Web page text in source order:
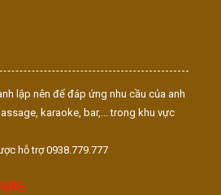
lập nên để đáp ứng nhu cầu của anh
karaoke, bar,... trong khu vực
hỗ trợ 0938.779.777